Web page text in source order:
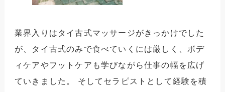
業界入りはタイ古式マッサージがきっかけでした
が、タイ古式のみで食べていくには厳しく、ボデ
ィケアやフットケアも学びながら仕事の幅を広げ
ていきました。 そしてセラピストとして経験を積